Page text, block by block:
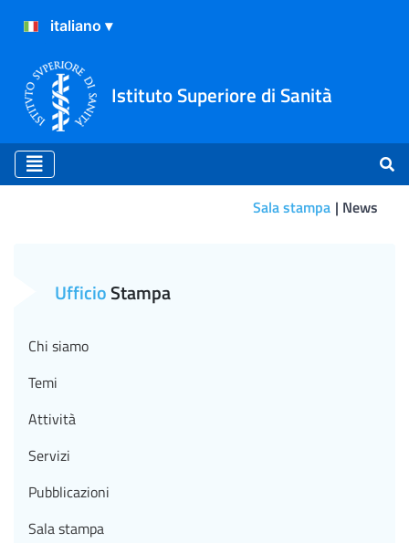
Istituto Superiore di Sanità
Sala stampa News
UfficioStampa
Chi siamo
Temi
Attività
Servizi
Pubblicazioni
Sala stampa